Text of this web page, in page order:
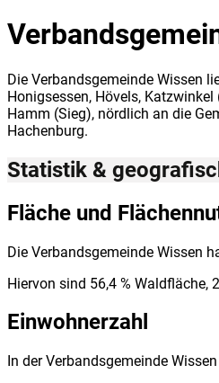
Die Verbandsgemeinde Wissen
Honigsessen, Hövels,
Hamm (Sieg), nördlich an die
Hachenburg.
Statistik &
Fläche und
Die Verbandsgemeinde Wissen
Hiervon sind 56,4 % Waldfläche,
Einwohnerzahl
In der Verbandsgemeinde